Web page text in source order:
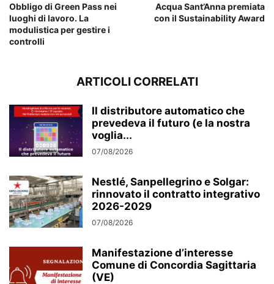
Obbligo di Green Pass nei
luoghi di lavoro. La
modulistica per gestire i
controlli
Acqua Sant’Anna premiata
con il Sustainability Award
ARTICOLI CORRELATI
Il distributore automatico che
prevedeva il futuro (e la nostra
voglia...
07/08/2026
Nestlé, Sanpellegrino e Solgar:
rinnovato il contratto integrativo
2026-2029
07/08/2026
Manifestazione d’interesse
Comune di Concordia Sagittaria
(VE)